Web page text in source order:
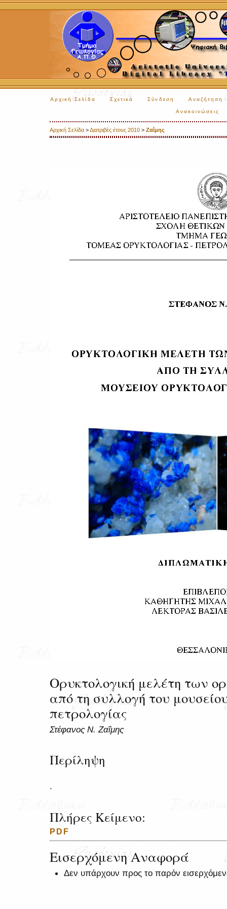
Αρχική Σελίδα Σχετικά Σύνδεση Αναζήτηση
Ανακοινώσεις
Αρχική Σελίδα >Διατριβές έτους 2010 > Ζαΐμης
Ορυκτολογική μελέτη των
από τη συλλογή του
πετρολογίας
Στέφανος Ν. Ζαΐμης
Περίληψη
.
Πλήρες Κείμενο:
PDF
Εισερχόμενη Αναφορά
Δεν υπάρχουν προς το παρόν